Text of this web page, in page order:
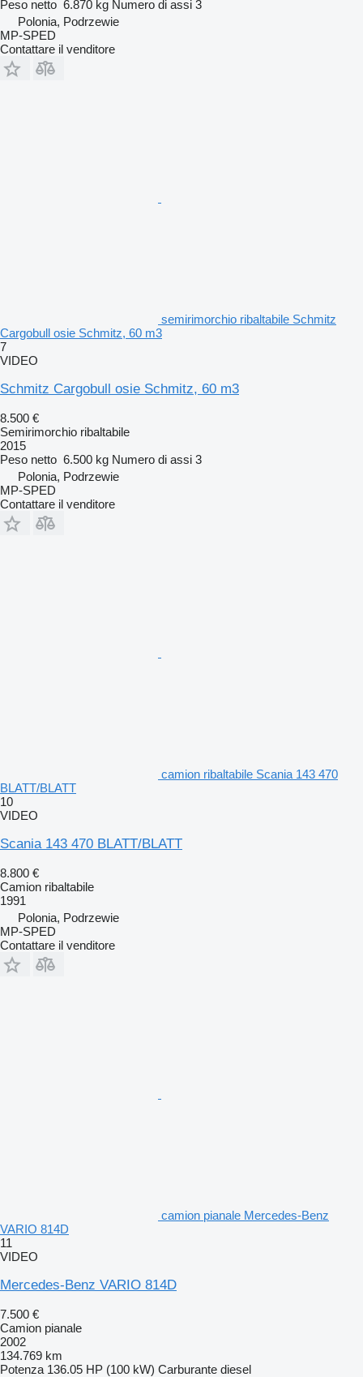
Peso netto 6.870 kg Numero di assi 3
Polonia, Podrzewie
MP-SPED
Contattare il venditore
semirimorchio ribaltabile Schmitz
Cargobull osie Schmitz, 60 m3
7
VIDEO
Schmitz Cargobull osie Schmitz, 60 m3
8.500 €
Semirimorchio ribaltabile
2015
Peso netto 6.500 kg Numero di assi 3
Polonia, Podrzewie
MP-SPED
Contattare il venditore
camion ribaltabile Scania 143 470
BLATT/BLATT
10
VIDEO
Scania 143 470 BLATT/BLATT
8.800 €
Camion ribaltabile
1991
Polonia, Podrzewie
MP-SPED
Contattare il venditore
camion pianale Mercedes-Benz
VARIO 814D
11
VIDEO
Mercedes-Benz VARIO 814D
7.500 €
Camion pianale
2002
134.769 km
Potenza 136.05 HP (100 kW) Carburante diesel